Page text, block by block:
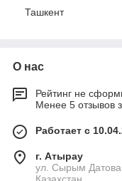
Ташкент
О нас
Рейтинг не
Менее 5 отзывов
Работает с
г. Атырау
ул. Сырым